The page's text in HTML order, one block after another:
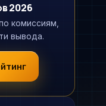
2026
комиссиям,
вывода.